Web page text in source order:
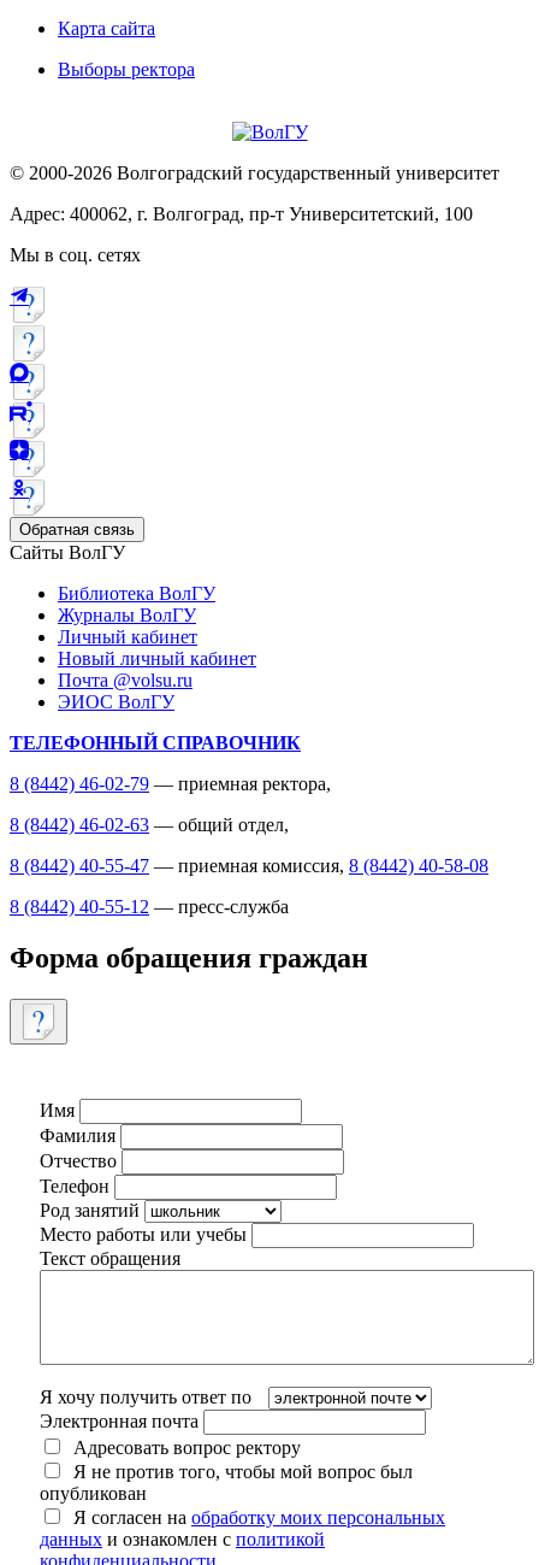
Карта сайта
Выборы ректора
© 2000-2026 Волгоградский государственный университет
Адрес: 400062, г. Волгоград, пр-т Университетский, 100
Мы в соц. сетях
Обратная связь
Сайты ВолГУ
Библиотека ВолГУ
Журналы ВолГУ
Личный кабинет
Новый личный кабинет
Почта @volsu.ru
ЭИОС ВолГУ
ТЕЛЕФОННЫЙ СПРАВОЧНИК
8 (8442) 46-02-79 — приемная ректора,
8 (8442) 46-02-63 — общий отдел,
8 (8442) 40-55-47 — приемная комиссия, 8 (8442) 40-58-08
8 (8442) 40-55-12 — пресс-служба
Форма обращения граждан
Имя
Фамилия
Отчество
Телефон
Род занятий
Место работы или учебы
Текст обращения
Я хочу получить ответ по
Электронная почта
Адресовать вопрос ректору
Я не против того, чтобы мой вопрос был
опубликован
Я согласен на обработку моих персональных
данных и ознакомлен с политикой